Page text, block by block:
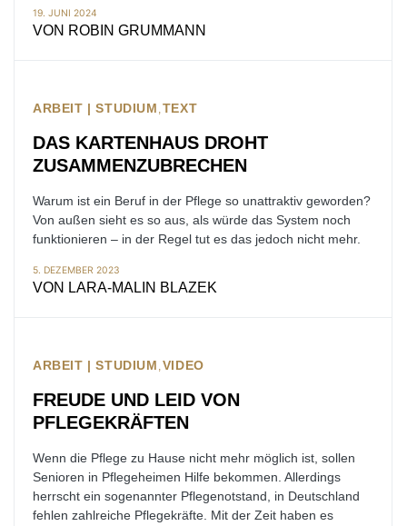
19. JUNI 2024
VON ROBIN GRUMMANN
ARBEIT | STUDIUM TEXT
DAS KARTENHAUS DROHT
ZUSAMMENZUBRECHEN
Warum ist ein Beruf in der Pflege so unattraktiv geworden?
Von außen sieht es so aus, als würde das System noch
funktionieren – in der Regel tut es das jedoch nicht mehr.
5. DEZEMBER 2023
VON LARA-MALIN BLAZEK
ARBEIT | STUDIUM VIDEO
FREUDE UND LEID VON
PFLEGEKRÄFTEN
Wenn die Pflege zu Hause nicht mehr möglich ist, sollen
Senioren in Pflegeheimen Hilfe bekommen. Allerdings
herrscht ein sogenannter Pflegenotstand, in Deutschland
fehlen zahlreiche Pflegekräfte. Mit der Zeit haben es